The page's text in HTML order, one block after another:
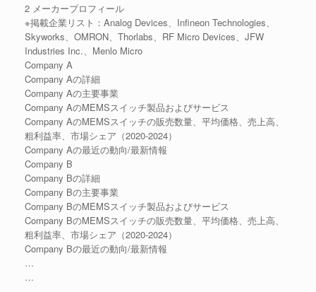
2 メーカープロフィール
※掲載企業リスト：Analog Devices、Infineon Technologies、
Skyworks、OMRON、Thorlabs、RF Micro Devices、JFW
Industries Inc.、Menlo Micro
Company A
Company Aの詳細
Company Aの主要事業
Company AのMEMSスイッチ製品およびサービス
Company AのMEMSスイッチの販売数量、平均価格、売上高、
粗利益率、市場シェア（2020-2024）
Company Aの最近の動向/最新情報
Company B
Company Bの詳細
Company Bの主要事業
Company BのMEMSスイッチ製品およびサービス
Company BのMEMSスイッチの販売数量、平均価格、売上高、
粗利益率、市場シェア（2020-2024）
Company Bの最近の動向/最新情報
…
…